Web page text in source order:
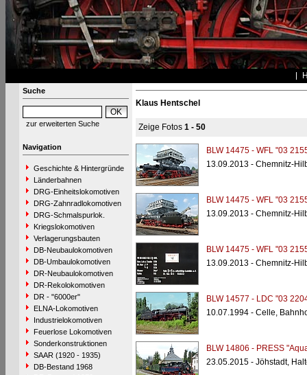
Suche
zur erweiterten Suche
Navigation
Geschichte & Hintergründe
Länderbahnen
DRG-Einheitslokomotiven
DRG-Zahnradlokomotiven
DRG-Schmalspurlok.
Kriegslokomotiven
Verlagerungsbauten
DB-Neubaulokomotiven
DB-Umbaulokomotiven
DR-Neubaulokomotiven
DR-Rekolokomotiven
DR - "6000er"
ELNA-Lokomotiven
Industrielokomotiven
Feuerlose Lokomotiven
Sonderkonstruktionen
SAAR (1920 - 1935)
DB-Bestand 1968
Klaus Hentschel
Zeige Fotos 1 - 50
BLW 14475 - WFL "03
13.09.2013 - Chemnitz-
BLW 14475 - WFL "03
13.09.2013 - Chemnitz-
BLW 14475 - WFL "03
13.09.2013 - Chemnitz-
BLW 14577 - LDC "03
10.07.1994 - Celle,
BLW 14806 - PRESS
23.05.2015 - Jöhstadt,